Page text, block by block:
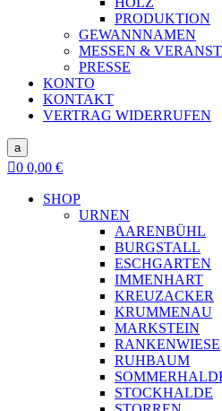
PRODUKTION
GEWANNNAMEN
MESSEN &
PRESSE
KONTO
KONTAKT
VERTRAG WIDERRUFEN
a
0 0,00 €
SHOP
URNEN
AARENBÜHL
BURGSTALL
ESCHGARTEN
IMMENHART
KREUZACKER
KRUMMENAU
MARKSTEIN
RANKENWIESE
RUHBAUM
STOCKHALDE